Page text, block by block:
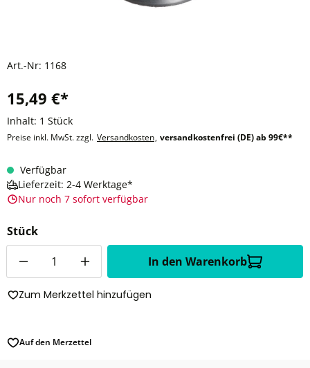
Art.-Nr: 1168
15,49 €*
Inhalt: 1 Stück
Preise inkl. MwSt. zzgl. Versandkosten, versandkostenfrei (DE) ab 99€**
Verfügbar
Lieferzeit: 2-4 Werktage*
Nur noch 7 sofort verfügbar
Stück
In den Warenkorb
Zum Merkzettel hinzufügen
Auf den Merzettel